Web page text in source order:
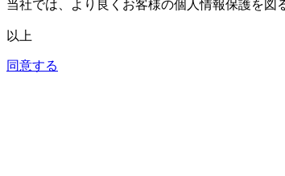
当社では、より良くお客様の個人情報保護を図
以上
同意する